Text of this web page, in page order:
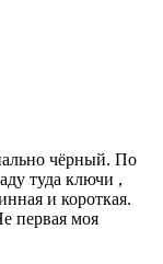
чёрный. По
туда ключи ,
и короткая.
первая моя